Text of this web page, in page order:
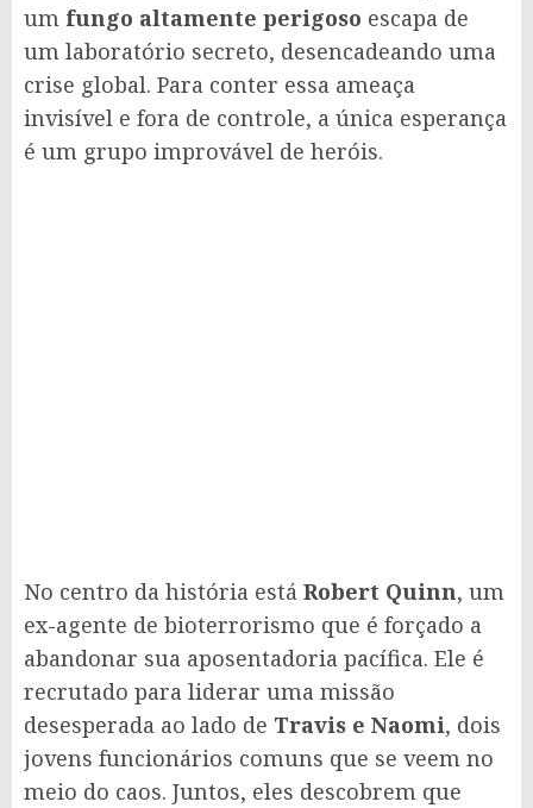
um fungo altamente perigoso escapa de
um laboratório secreto, desencadeando uma
crise global. Para conter essa ameaça
invisível e fora de controle, a única esperança
é um grupo improvável de heróis.
No centro da história está Robert Quinn, um
ex-agente de bioterrorismo que é forçado a
abandonar sua aposentadoria pacífica. Ele é
recrutado para liderar uma missão
desesperada ao lado de Travis e Naomi, dois
jovens funcionários comuns que se veem no
meio do caos. Juntos, eles descobrem que